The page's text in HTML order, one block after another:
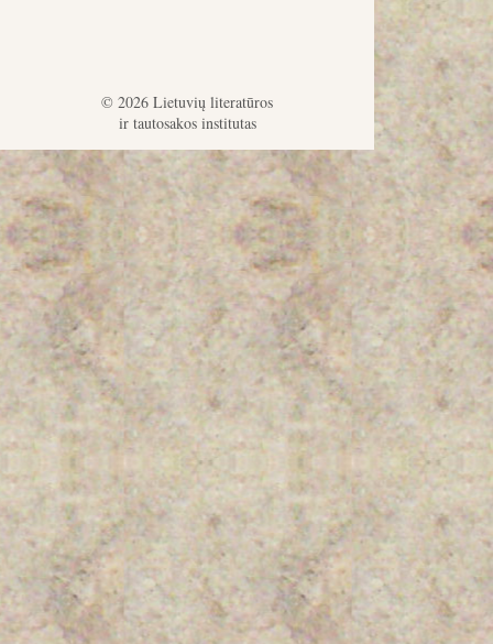
© 2026 Lietuvių literatūros
ir tautosakos institutas